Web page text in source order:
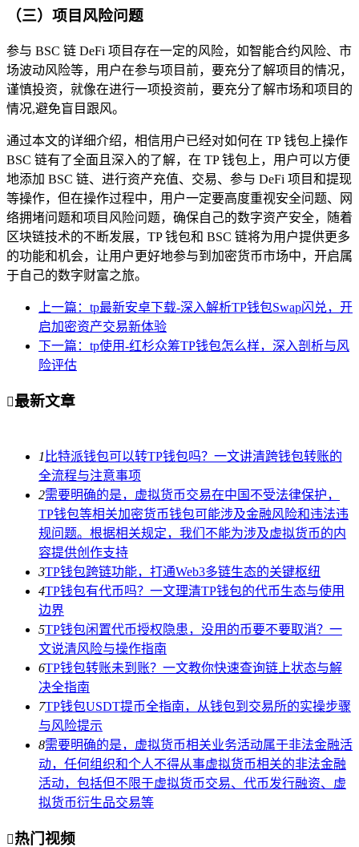
（三）项目风险问题
参与 BSC 链 DeFi 项目存在一定的风险，如智能合约风险、市
场波动风险等，用户在参与项目前，要充分了解项目的情况，
谨慎投资，就像在进行一项投资前，要充分了解市场和项目的
情况,避免盲目跟风。
通过本文的详细介绍，相信用户已经对如何在 TP 钱包上操作
BSC 链有了全面且深入的了解，在 TP 钱包上，用户可以方便
地添加 BSC 链、进行资产充值、交易、参与 DeFi 项目和提现
等操作，但在操作过程中，用户一定要高度重视安全问题、网
络拥堵问题和项目风险问题，确保自己的数字资产安全，随着
区块链技术的不断发展，TP 钱包和 BSC 链将为用户提供更多
的功能和机会，让用户更好地参与到加密货币市场中，开启属
于自己的数字财富之旅。
上一篇：tp最新安卓下载-深入解析TP钱包Swap闪兑，开
启加密资产交易新体验
下一篇：tp使用-红杉众筹TP钱包怎么样，深入剖析与风
险评估
最新文章
1 比特派钱包可以转TP钱包吗？一文讲清跨钱包转账的
全流程与注意事项
2需要明确的是，虚拟货币交易在中国不受法律保护，
TP钱包等相关加密货币钱包可能涉及金融风险和违法违
规问题。根据相关规定，我们不能为涉及虚拟货币的内
容提供创作支持
3TP钱包跨链功能，打通Web3多链生态的关键枢纽
4TP钱包有代币吗？一文理清TP钱包的代币生态与使用
边界
5TP钱包闲置代币授权隐患，没用的币要不要取消？一
文说清风险与操作指南
6TP钱包转账未到账？一文教你快速查询链上状态与解
决全指南
7TP钱包USDT提币全指南，从钱包到交易所的实操步骤
与风险提示
8需要明确的是，虚拟货币相关业务活动属于非法金融活
动，任何组织和个人不得从事虚拟货币相关的非法金融
活动，包括但不限于虚拟货币交易、代币发行融资、虚
拟货币衍生品交易等
热门视频